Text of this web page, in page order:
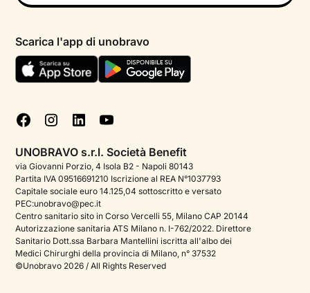
Psicologo in chat
Aiuto urgente
FAQ
Podcast di psicologia
Corporate
Psicologo italiano all'estero
Approfondimenti sulla salute mentale
Sala stampa
Termini e condizioni
Informativa Privacy
Cookie policy
Gestisci cookie
Scarica l'app di unobravo
UNOBRAVO s.r.l. Società Benefit
via Giovanni Porzio, 4 Isola B2 - Napoli 80143
Partita IVA 09516691210 Iscrizione al REA N°1037793
Capitale sociale euro 14.125,04 sottoscritto e versato
PEC:unobravo@pec.it
Centro sanitario sito in Corso Vercelli 55, Milano CAP 20144
Autorizzazione sanitaria ATS Milano n. I-762/2022. Direttore
Sanitario Dott.ssa Barbara Mantellini iscritta all'albo dei
Medici Chirurghi della provincia di Milano, n° 37532
©Unobravo 2026 / All Rights Reserved